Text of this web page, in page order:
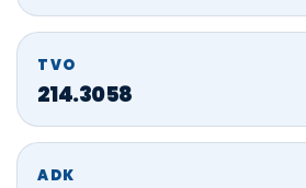
TVO
214.3058
ADK